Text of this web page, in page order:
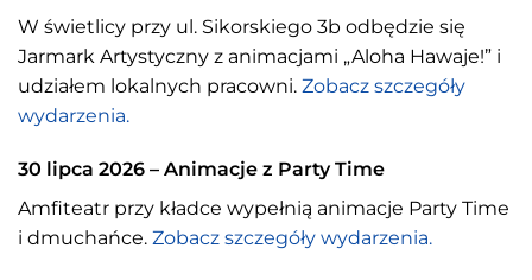
W świetlicy przy ul. Sikorskiego 3b odbędzie się
Jarmark Artystyczny z animacjami „Aloha Hawaje!” i
udziałem lokalnych pracowni. Zobacz szczegóły
wydarzenia.
30 lipca 2026 – Animacje z Party Time
Amfiteatr przy kładce wypełnią animacje Party Time
i dmuchańce. Zobacz szczegóły wydarzenia.